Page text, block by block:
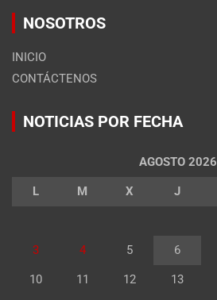
NOSOTROS
INICIO
CONTÁCTENOS
NOTICIAS POR FECHA
AGOSTO 2026
L M X J
3 4 5 6
10 11 12 13